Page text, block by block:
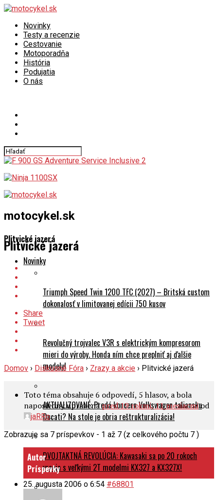
Novinky
Testy a recenzie
Cestovanie
Motoporadňa
História
Podujatia
O nás
motocykel.sk
Plitvické jazerá
Novinky
Triumph Speed Twin 1200 TFC (2027) – Britská custom
dokonalosť v limitovanej edícii 750 kusov
Revolučný trojvalec V3R s elektrickým kompresorom
mieri do výroby. Honda ním chce preplniť aj ďalšie
modely!
AKTUALIZOVANÉ: Predá koncern Volkswagen taliansku
Ducati? Na stole je obria reštrukturalizácia!
DVOJTAKTNÁ REVOLÚCIA: Kawasaki sa po 20 rokoch
vracia s veľkými 2T modelmi KX327 a KX327X!
Plitvické jazerá
Share
Tweet
Domov › Diskusné Fóra › Zrazy a akcie › Plitvické jazerá
Toto téma obsahuje 6 odpovedí, 5 hlasov, a bola
naposledny upravenápred 19 rokmi, 11 mesiacmiod
jaRRo.
Zobrazuje sa 7 príspevkov - 1 až 7 (z celkového počtu 7 )
Autor
Príspevky
25. augusta 2006 o 6:54 #68801